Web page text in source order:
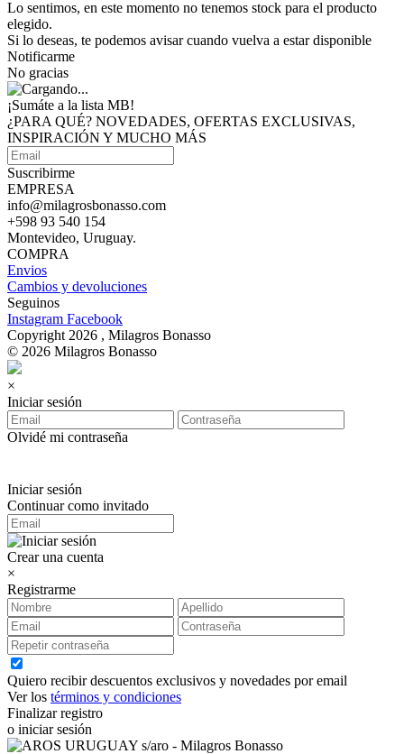
Lo sentimos, en este momento no tenemos stock para el producto
elegido.
Si lo deseas, te podemos avisar cuando vuelva a estar disponible
Notificarme
No gracias
¡Sumáte a la lista MB!
¿PARA QUÉ? NOVEDADES, OFERTAS EXCLUSIVAS,
INSPIRACIÓN Y MUCHO MÁS
Suscribirme
EMPRESA
info@milagrosbonasso.com
+598 93 540 154
Montevideo, Uruguay.
COMPRA
Envios
Cambios y devoluciones
Seguinos
Instagram Facebook
Copyright 2026 , Milagros Bonasso
© 2026 Milagros Bonasso
×
Iniciar sesión
Olvidé mi contraseña
Iniciar sesión
Continuar como invitado
Crear una cuenta
×
Registrarme
Quiero recibir descuentos exclusivos y novedades por email
Ver los términos y condiciones
Finalizar registro
o iniciar sesión